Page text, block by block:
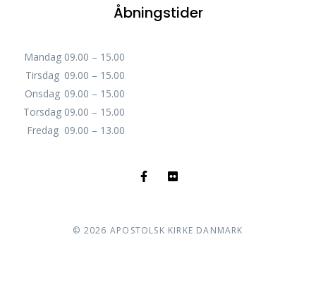
Åbningstider
Mandag 09.00 – 15.00
Tirsdag 09.00 – 15.00
Onsdag 09.00 – 15.00
Torsdag 09.00 – 15.00
Fredag 09.00 – 13.00
© 2026 APOSTOLSK KIRKE DANMARK